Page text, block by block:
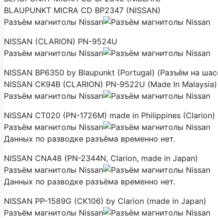
BLAUPUNKT MICRA CD BP2347 (NISSAN)
Разъём магнитолы Nissan
NISSAN (CLARION) PN-9524U
Разъём магнитолы Nissan
NISSAN BP6350 by Blaupunkt (Portugal) (Разъём на
NISSAN CK94B (CLARION) PN-9522U (Made In Malaysia)
Разъём магнитолы Nissan
NISSAN CT020 (PN-1726M) made in Philippines (Clarion)
Разъём магнитолы Nissan
Данных по разводке разъёма временно нет.
NISSAN CNA48 (PN-2344N, Clarion, made in Japan)
Разъём магнитолы Nissan
Данных по разводке разъёма временно нет.
NISSAN PP-1589G (CK106) by Clarion (made in Japan)
Разъём магнитолы Nissan